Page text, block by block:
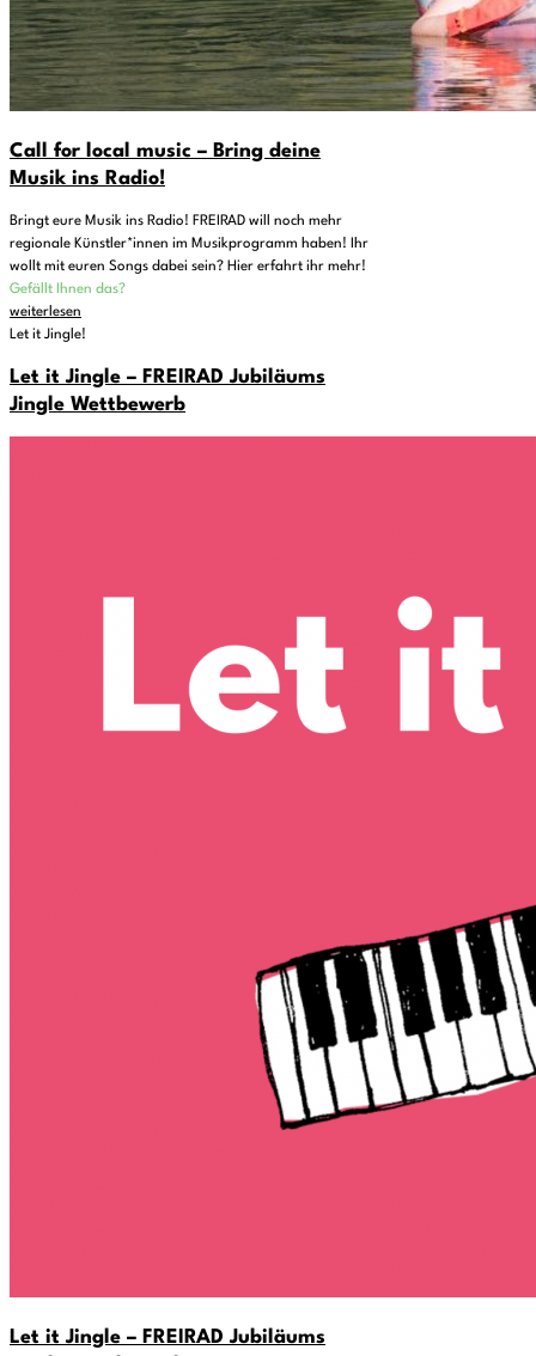
Call for local music – Bring deine
Musik ins Radio!
Bringt eure Musik ins Radio! FREIRAD will noch mehr
regionale Künstler*innen im Musikprogramm haben! Ihr
wollt mit euren Songs dabei sein? Hier erfahrt ihr mehr!
Gefällt Ihnen das?
weiterlesen
Let it Jingle!
Let it Jingle – FREIRAD Jubiläums
Jingle Wettbewerb
Let it Jingle – FREIRAD Jubiläums